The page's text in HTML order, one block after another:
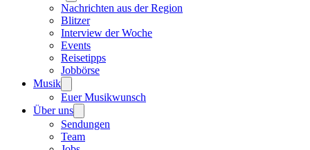
Nachrichten aus der Region
Blitzer
Interview der Woche
Events
Reisetipps
Jobbörse
Musik
Euer Musikwunsch
Über uns
Sendungen
Team